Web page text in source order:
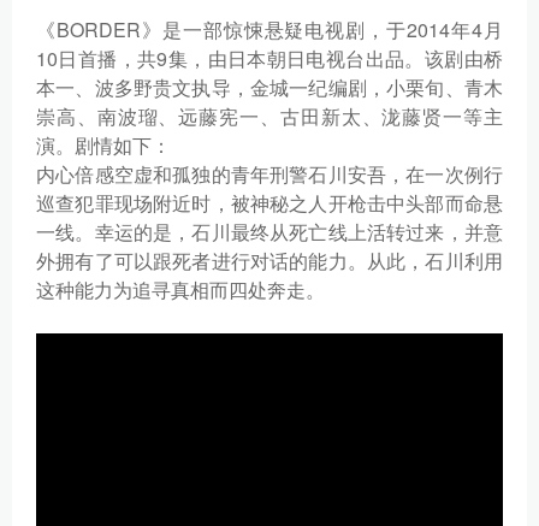
《BORDER》是一部惊悚悬疑电视剧，于2014年4月
10日首播，共9集，由日本朝日电视台出品。该剧由桥
本一、波多野贵文执导，金城一纪编剧，小栗旬、青木
崇高、南波瑠、远藤宪一、古田新太、泷藤贤一等主
演。剧情如下：
内心倍感空虚和孤独的青年刑警石川安吾，在一次例行
巡查犯罪现场附近时，被神秘之人开枪击中头部而命悬
一线。幸运的是，石川最终从死亡线上活转过来，并意
外拥有了可以跟死者进行对话的能力。从此，石川利用
这种能力为追寻真相而四处奔走。